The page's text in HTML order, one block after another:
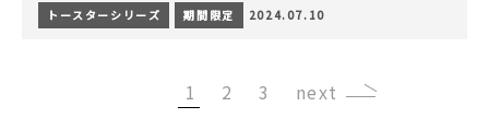
トースターシリーズ 期間限定 2024.07.10
1 2 3 ›